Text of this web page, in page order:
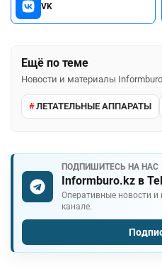
VK
Ещё по теме
Новости и материалы
ЛЕТАТЕЛЬНЫЕ АППАРАТЫ
ПОДПИШИТЕСЬ НА НАС
Informburo.kz в
Оперативные новости
канале.